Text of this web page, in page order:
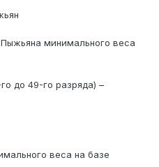
минимального веса
до 49-го разряда) –
веса на базе